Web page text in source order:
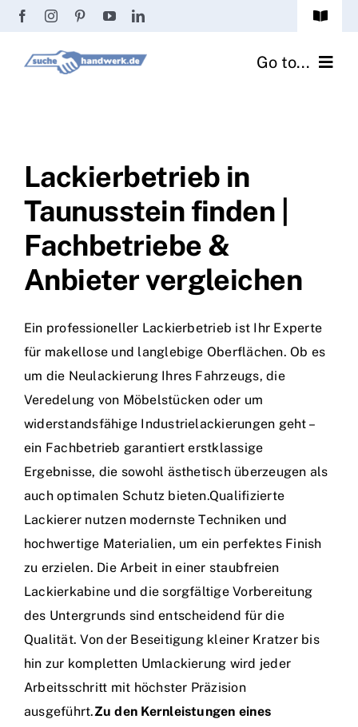
Zum
springen
Toggle
Passwort vergessen? Go to...
Handwerker Ratgeber
Wir über uns
Lackierbetrieb in
Taunusstein finden |
Fachbetriebe &
Anbieter vergleichen
Ein professioneller Lackierbetrieb ist Ihr Experte
für makellose und langlebige Oberflächen. Ob es
um die Neulackierung Ihres Fahrzeugs, die
Veredelung von Möbelstücken oder um
widerstandsfähige Industrielackierungen geht –
ein Fachbetrieb garantiert erstklassige
Ergebnisse, die sowohl ästhetisch überzeugen als
auch optimalen Schutz bieten.Qualifizierte
Lackierer nutzen modernste Techniken und
hochwertige Materialien, um ein perfektes Finish
zu erzielen. Die Arbeit in einer staubfreien
Lackierkabine und die sorgfältige Vorbereitung
des Untergrunds sind entscheidend für die
Qualität. Von der Beseitigung kleiner Kratzer bis
hin zur kompletten Umlackierung wird jeder
Arbeitsschritt mit höchster Präzision
ausgeführt.Zu den Kernleistungen eines